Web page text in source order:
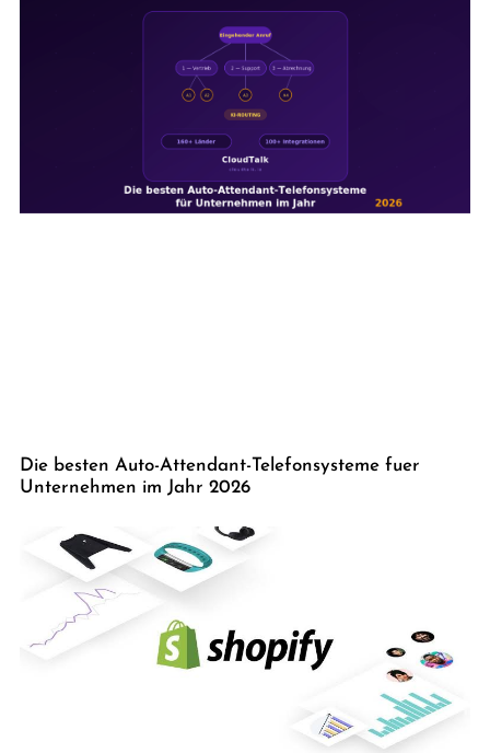
Die besten Auto-Attendant-Telefonsysteme fuer
Unternehmen im Jahr 2026